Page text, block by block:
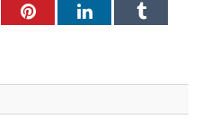
PinterestLinkedInTumblr